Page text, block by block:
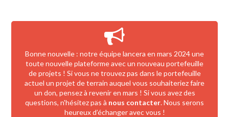
Bonne nouvelle : notre équipe lancera en mars 2024 une
toute nouvelle plateforme avec un nouveau portefeuille
de projets ! Si vous ne trouvez pas dans le portefeuille
actuel un projet de terrain auquel vous souhaiteriez faire
un don, pensez à revenir en mars ! Si vous avez des
questions, n'hésitez pas à nous contacter. Nous serons
heureux d’échanger avec vous !